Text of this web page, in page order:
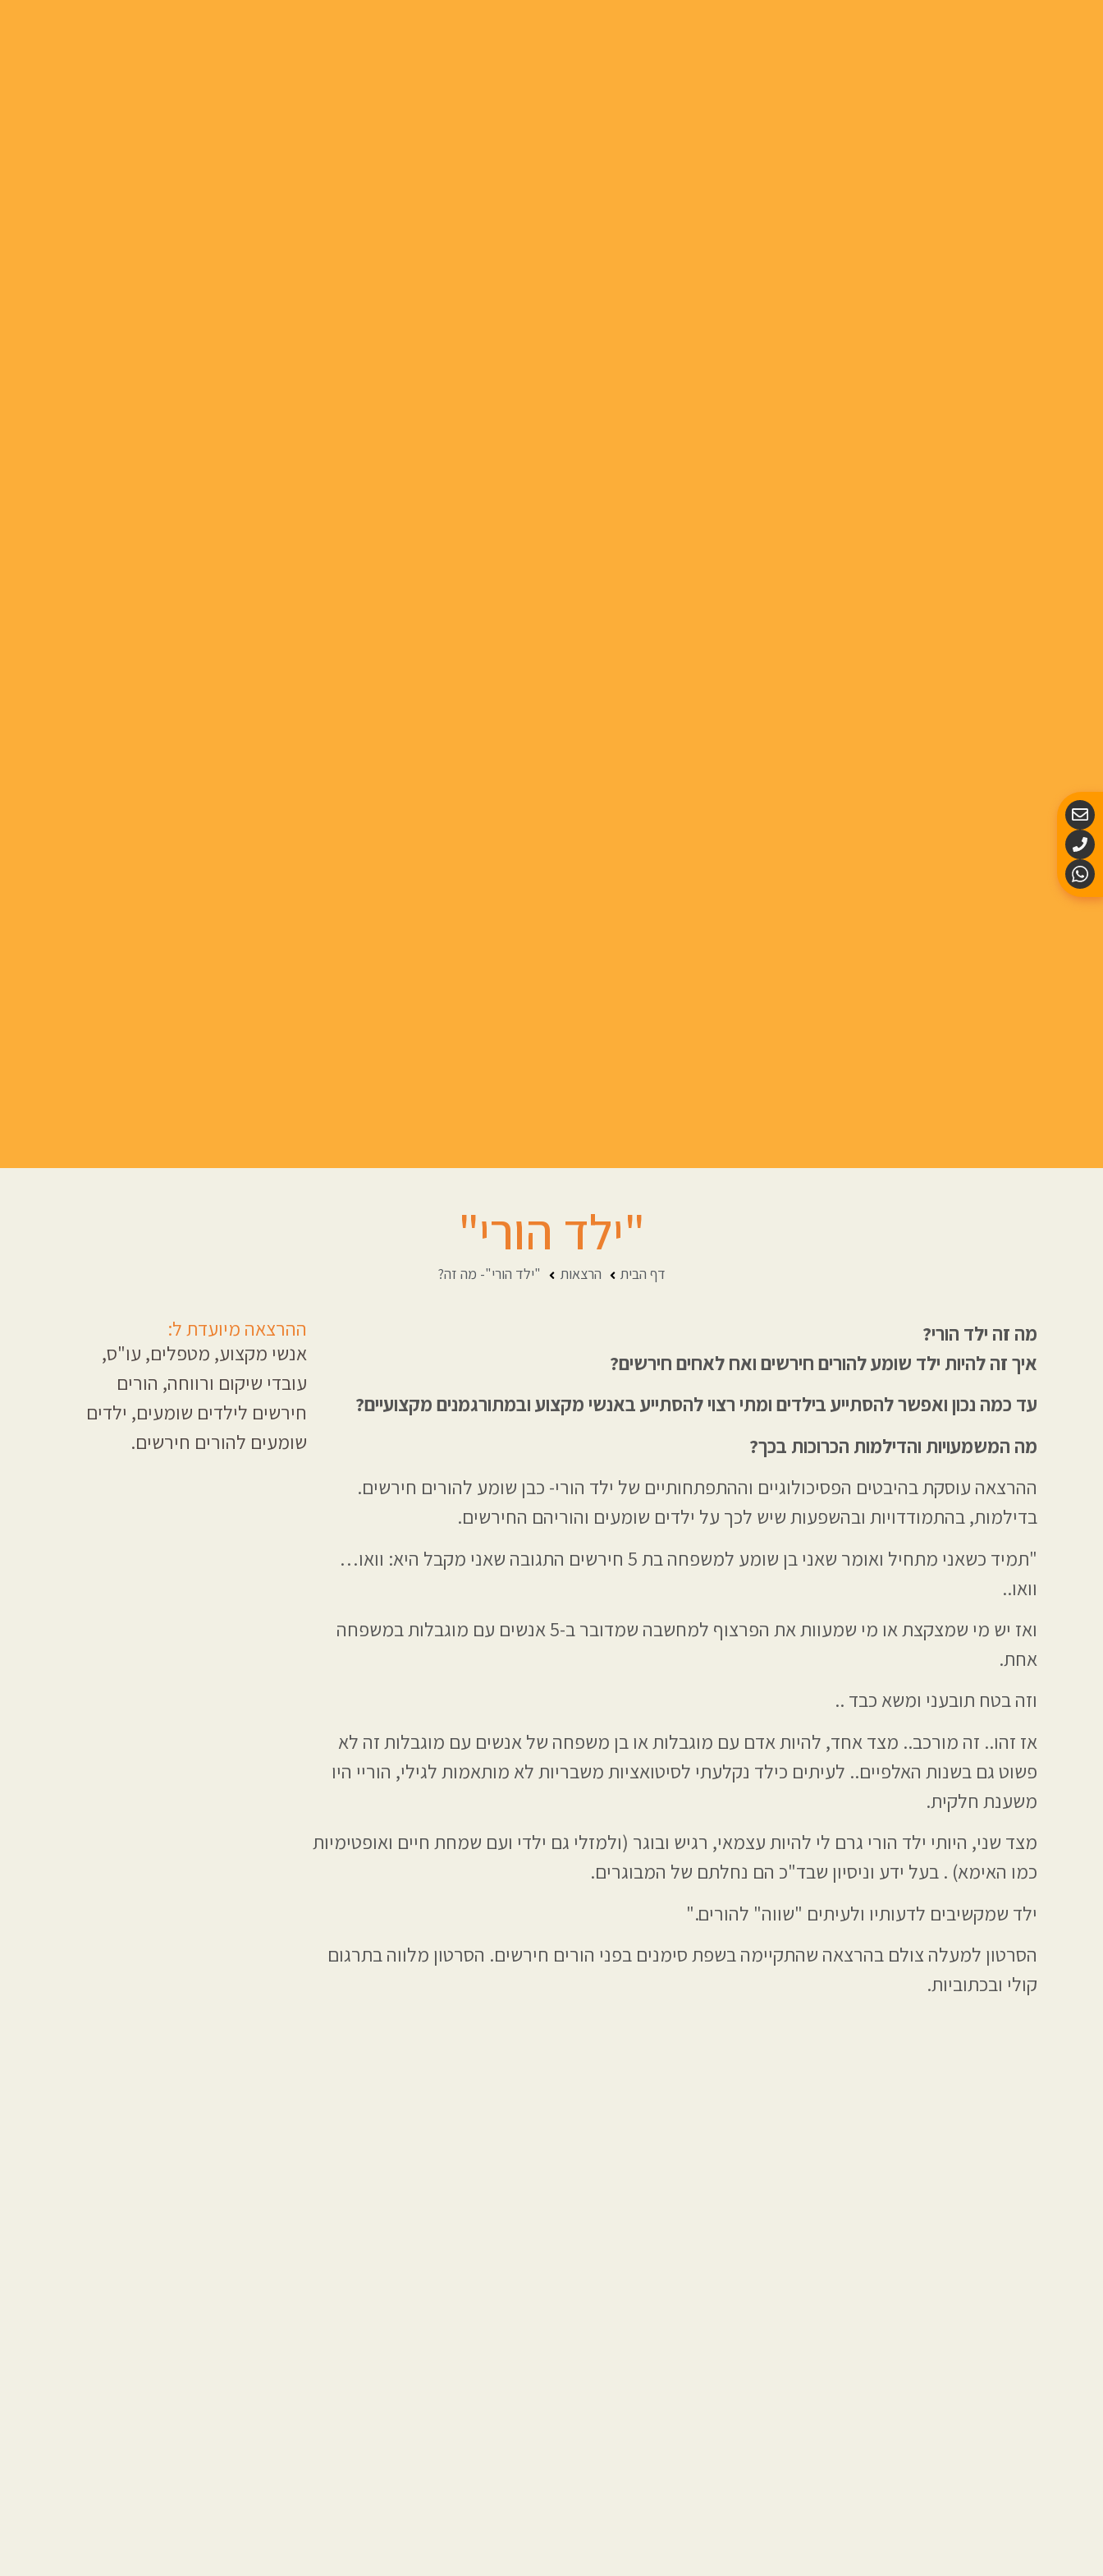
"ילד הורי"
דף הבית הרצאות "ילד הורי"- מה זה?
מה זה ילד הורי?
איך זה להיות ילד שומע להורים חירשים ואח לאחים חירשים?
עד כמה נכון ואפשר להסתייע בילדים ומתי רצוי להסתייע באנשי מקצוע ובמתורגמנים מקצועיים?
מה המשמעויות והדילמות הכרוכות בכך?
ההרצאה עוסקת בהיבטים הפסיכולוגיים וההתפתחותיים של ילד הורי- כבן שומע להורים חירשים.
בדילמות, בהתמודדויות ובהשפעות שיש לכך על ילדים שומעים והוריהם החירשים.
"תמיד כשאני מתחיל ואומר שאני בן שומע למשפחה בת 5 חירשים התגובה שאני מקבל היא: וואו…
וואו..
ואז יש מי שמצקצת או מי שמעוות את הפרצוף למחשבה שמדובר ב-5 אנשים עם מוגבלות במשפחה
אחת.
וזה בטח תובעני ומשא כבד ..
אז זהו.. זה מורכב.. מצד אחד, להיות אדם עם מוגבלות או בן משפחה של אנשים עם מוגבלות זה לא
פשוט גם בשנות האלפיים.. לעיתים כילד נקלעתי לסיטואציות משבריות לא מותאמות לגילי, הוריי היו
משענת חלקית.
מצד שני, היותי ילד הורי גרם לי להיות עצמאי, רגיש ובוגר (ולמזלי גם ילדי ועם שמחת חיים ואופטימיות
כמו האימא) . בעל ידע וניסיון שבד"כ הם נחלתם של המבוגרים.
ילד שמקשיבים לדעותיו ולעיתים "שווה" להורים."
הסרטון למעלה צולם בהרצאה שהתקיימה בשפת סימנים בפני הורים חירשים. הסרטון מלווה בתרגום
קולי ובכתוביות.
ההרצאה מיועדת ל:
אנשי מקצוע, מטפלים, עו"ס,
עובדי שיקום ורווחה, הורים
חירשים לילדים שומעים, ילדים
שומעים להורים חירשים.